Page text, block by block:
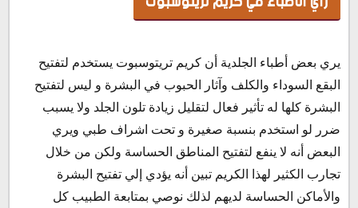
يري بعض أطباء الجلدية أن كريم تريتوسبوت يستخدم لتفتيح
البقع السوداء والكلف وآثار الحبوب في البشرة و ليس لتفتيح
البشرة كلها له تأثير فعال لتقليل زيادة تلون الجلد ولا يسبب
ضرر لو استخدم بنسبة صغيرة و تحت اشراف طبي ويري
البعض أنه لا ينفع لتفتيح المناطق الحساسة ولكن من خلال
تجارب الكثير لهذا الكريم تبين أنه يؤدي إلي تفتيح البشرة
والأماكن الحساسة لديهم لذلك نوصي بمتابعة الطبيب كل